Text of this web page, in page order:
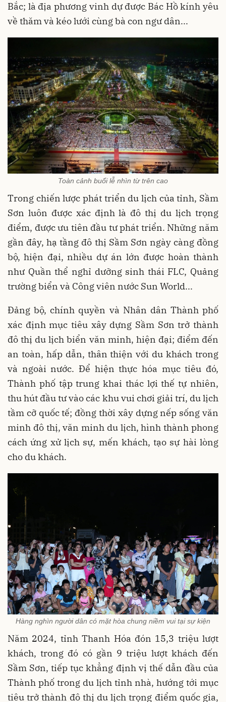
Bắc; là địa phương vinh dự được Bác Hồ kính yêu
về thăm và kéo lưới cùng bà con ngư dân...
Toàn cảnh buổi lễ nhìn từ trên cao
Trong chiến lược phát triển du lịch của tỉnh, Sầm
Sơn luôn được xác định là đô thị du lịch trọng
điểm, được ưu tiên đầu tư phát triển. Những năm
gần đây, hạ tầng đô thị Sầm Sơn ngày càng đồng
bộ, hiện đại, nhiều dự án lớn được hoàn thành
như Quần thể nghỉ dưỡng sinh thái FLC, Quảng
trường biển và Công viên nước Sun World...
Đảng bộ, chính quyền và Nhân dân Thành phố
xác định mục tiêu xây dựng Sầm Sơn trở thành
đô thị du lịch biển văn minh, hiện đại; điểm đến
an toàn, hấp dẫn, thân thiện với du khách trong
và ngoài nước. Để hiện thực hóa mục tiêu đó,
Thành phố tập trung khai thác lợi thế tự nhiên,
thu hút đầu tư vào các khu vui chơi giải trí, du lịch
tầm cỡ quốc tế; đồng thời xây dựng nếp sống văn
minh đô thị, văn minh du lịch, hình thành phong
cách ứng xử lịch sự, mến khách, tạo sự hài lòng
cho du khách.
Hàng nghìn người dân có mặt hòa chung niềm vui tại sự kiện
Năm 2024, tỉnh Thanh Hóa đón 15,3 triệu lượt
khách, trong đó có gần 9 triệu lượt khách đến
Sầm Sơn, tiếp tục khẳng định vị thế dẫn đầu của
Thành phố trong du lịch tỉnh nhà, hướng tới mục
tiêu trở thành đô thị du lịch trọng điểm quốc gia,